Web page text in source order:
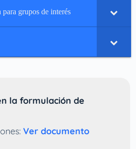
grupos de interés
la formulación de
Ver documento